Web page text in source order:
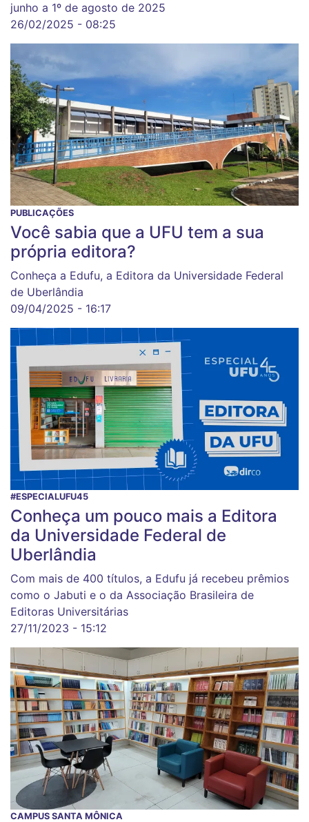
junho a 1º de agosto de 2025
26/02/2025 - 08:25
PUBLICAÇÕES
Você sabia que a UFU tem a sua
própria editora?
Conheça a Edufu, a Editora da Universidade Federal
de Uberlândia
09/04/2025 - 16:17
#ESPECIALUFU45
Conheça um pouco mais a Editora
da Universidade Federal de
Uberlândia
Com mais de 400 títulos, a Edufu já recebeu prêmios
como o Jabuti e o da Associação Brasileira de
Editoras Universitárias
27/11/2023 - 15:12
CAMPUS SANTA MÔNICA